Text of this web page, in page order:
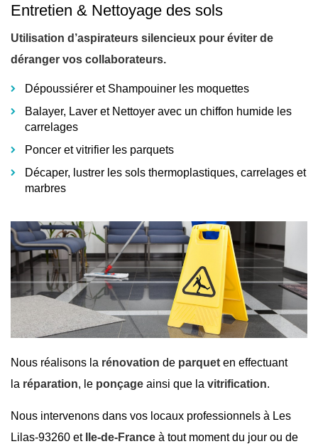
Entretien & Nettoyage des sols
Utilisation d’aspirateurs silencieux pour éviter de
déranger vos collaborateurs.
Dépoussiérer et Shampouiner les moquettes
Balayer, Laver et Nettoyer avec un chiffon humide les
carrelages
Poncer et vitrifier les parquets
Décaper, lustrer les sols thermoplastiques, carrelages et
marbres
Nous réalisons la rénovation de parquet en effectuant
la réparation, le ponçage ainsi que la vitrification.
Nous intervenons dans vos locaux professionnels à Les
Lilas-93260 et
Ile-de-France à tout moment du jour ou de